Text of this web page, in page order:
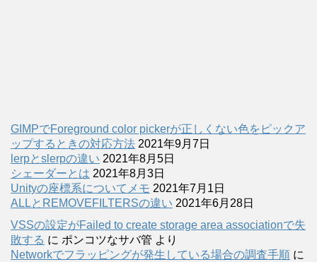
GIMPでForeground color pickerが正しくない色をピックア
ップするときの対応方法 2021年9月7日
lerpとslerpの違い 2021年8月5日
シェーダーとは 2021年8月3日
Unityの座標系についてメモ 2021年7月1日
ALLとREMOVEFILTERSの違い 2021年6月28日
VSSの設定がFailed to create storage area associationで失
敗する に ポンコツなサバ管 より
Networkでフラッピングが発生している場合の調査手順 に